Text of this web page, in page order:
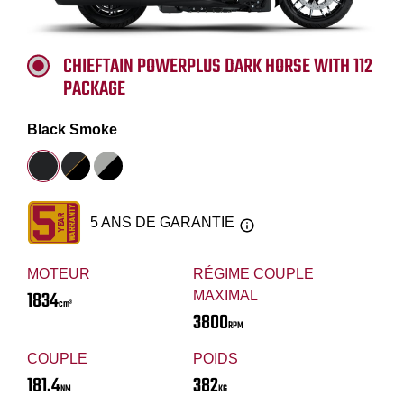
MOTEUR
1834cm³
RÉGIME COUPLE
MAXIMAL
3800RPM
COUPLE
181.4NM
POIDS
382KG
CHIEFTAIN POWERPLUS DARK HORSE WITH 112
PACKAGE
Black Smoke
5 ANS DE GARANTIE